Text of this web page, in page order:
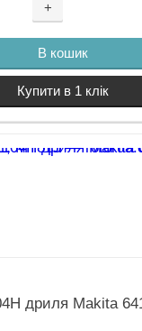
+
В кошик
Купити в 1 клік
дриля Makita